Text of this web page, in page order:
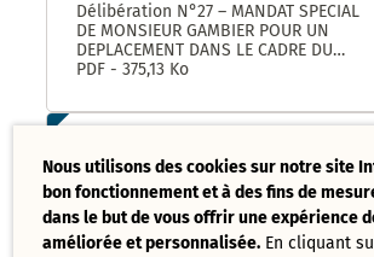
Délibération N°27 – MANDAT SPECIAL
DE MONSIEUR GAMBIER POUR UN
DEPLACEMENT DANS LE CADRE DU
FORUM DES ELUS INFO JEUNES A
PDF - 375,13 Ko
Liste des délibérations examinées
Conseil Municipal 17 mars 2025
PDF - 121,08 Ko
Nous utilisons des cookies sur notre site
bon fonctionnement et à des fins de
dans le but de vous offrir une expérience
améliorée et personnalisée. En cliquant